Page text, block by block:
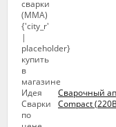
Сварочный
Compact